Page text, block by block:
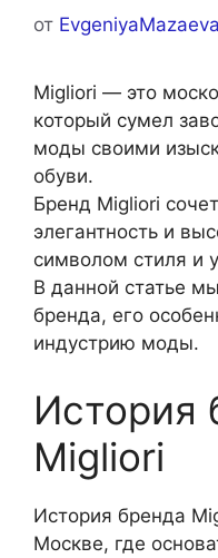
от EvgeniyaMazaeva
Migliori — это
который сумел
моды своими
обуви.
Бренд Migliori
элегантность и
символом стиля и
В данной статье
бренда, его
индустрию моды.
История
Migliori
История бренда
Москве, где